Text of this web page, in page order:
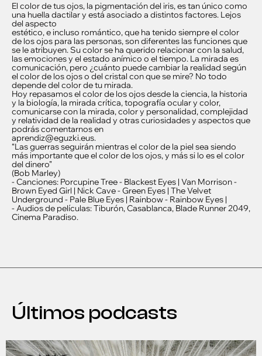
El color de tus ojos, la pigmentación del iris, es tan único como
una huella dactilar y está asociado a distintos factores. Lejos
del aspecto
estético, e incluso romántico, que ha tenido siempre el color
de los ojos para las personas, son diferentes las funciones que
se le atribuyen. Su color se ha querido relacionar con la salud,
las emociones y el estado anímico o el tiempo. La mirada es
comunicación, pero ¿cuánto puede cambiar la realidad según
el color de los ojos o del cristal con que se mire? No todo
depende del color de tu mirada.
Hoy repasamos el color de los ojos desde la ciencia, la historia
y la biología, la mirada crítica, topografía ocular y color,
comunicarse con la mirada, color y personalidad, complejidad
y relatividad de la realidad y otras curiosidades y aspectos que
podrás comentarnos en
aprendiz@eguzki.eus.
“Las guerras seguirán mientras el color de la piel sea siendo
más importante que el color de los ojos, y más si lo es el color
del dinero”
(Bob Marley)
- Canciones: Porcupine Tree - Blackest Eyes | Van Morrison -
Brown Eyed Girl | Nick Cave - Green Eyes | The Velvet
Underground - Pale Blue Eyes | Rainbow - Rainbow Eyes |
- Audios de películas: Tiburón, Casablanca, Blade Runner 2049,
Cinema Paradiso.
Últimos podcasts